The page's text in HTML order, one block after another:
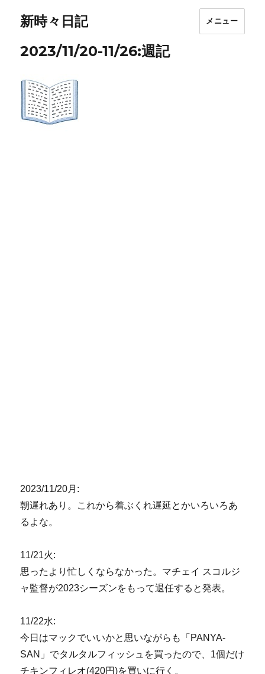
新時々日記 メニュー
2023/11/20-11/26:週記
2023/11/20月:
朝遅れあり。これから着ぶくれ遅延とかいろいろあ
るよな。
11/21火:
思ったより忙しくならなかった。マチェイ スコルジ
ャ監督が2023シーズンをもって退任すると発表。
11/22水:
今日はマックでいいかと思いながらも「PANYA-
SAN」でタルタルフィッシュを買ったので、1個だけ
チキンフィレオ(420円)を買いに行く。